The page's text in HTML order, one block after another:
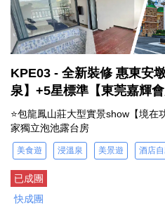
KPE03 - 全新裝修 惠東安
泉】+5星標準【東莞嘉輝
⭐包龍鳳山莊大型實景show【境在
家獨立泡池露台房
美食遊 浸溫泉 美景遊 酒店
已成團
快成團